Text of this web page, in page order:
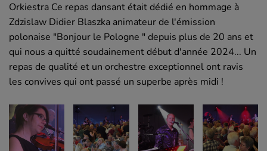
Orkiestra Ce repas dansant était dédié en hommage à
Zdzislaw Didier Blaszka animateur de l'émission
polonaise "Bonjour le Pologne " depuis plus de 20 ans et
qui nous a quitté soudainement début d'année 2024... Un
repas de qualité et un orchestre exceptionnel ont ravis
les convives qui ont passé un superbe après midi !